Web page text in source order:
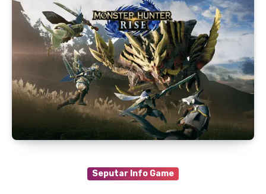
Seputar Info Game